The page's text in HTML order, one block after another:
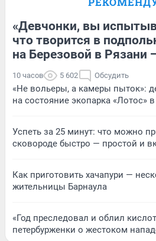
«Девчонки, вы
что творится в
на Березовой в Рязани
10 часов 5 602 Обсудить
«Не вольеры, а камеры пыток»:
на состояние экопарка «Лотос»
Успеть за 25 минут: что можно
сковороде быстро — простой и
Как приготовить хачапури —
жительницы Барнаула
«Год преследовал и облил
петербурженки о жестоком